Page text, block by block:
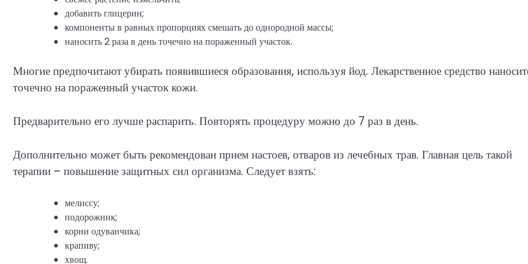
добавить глицерин;
компоненты в равных пропорциях смешать до однородной массы;
наносить 2 раза в день точечно на пораженный участок.
Многие предпочитают убирать появившиеся образования, используя йод. Лекарственное средство
точечно на пораженный участок кожи.
Предварительно его лучше распарить. Повторять процедуру можно до 7 раз в день.
Дополнительно может быть рекомендован прием настоев, отваров из лечебных трав. Главная цель такой
терапии – повышение защитных сил организма. Следует взять:
мелиссу;
подорожник;
корни одуванчика;
крапиву;
хвощ.